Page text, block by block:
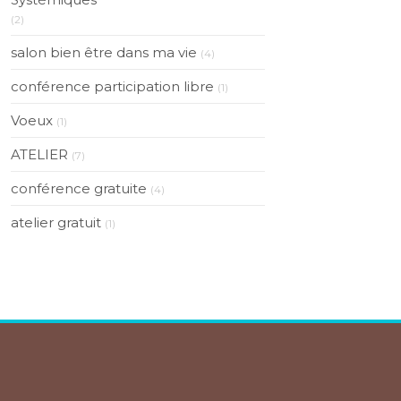
(2)
salon bien être dans ma vie (4)
conférence participation libre (1)
Voeux (1)
ATELIER (7)
conférence gratuite (4)
atelier gratuit (1)